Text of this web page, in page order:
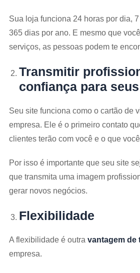
Sua loja funciona 24 horas por dia,
365 dias por ano. E mesmo que
serviços, as pessoas podem te
Transmitir
confiança para
Seu site funciona como o cartão de
empresa. Ele é o primeiro contato
clientes terão com você e o que
Por isso é importante que seu site
que transmita uma imagem
gerar novos negócios.
Flexibilidade
A flexibilidade é outra vantagem de
empresa.